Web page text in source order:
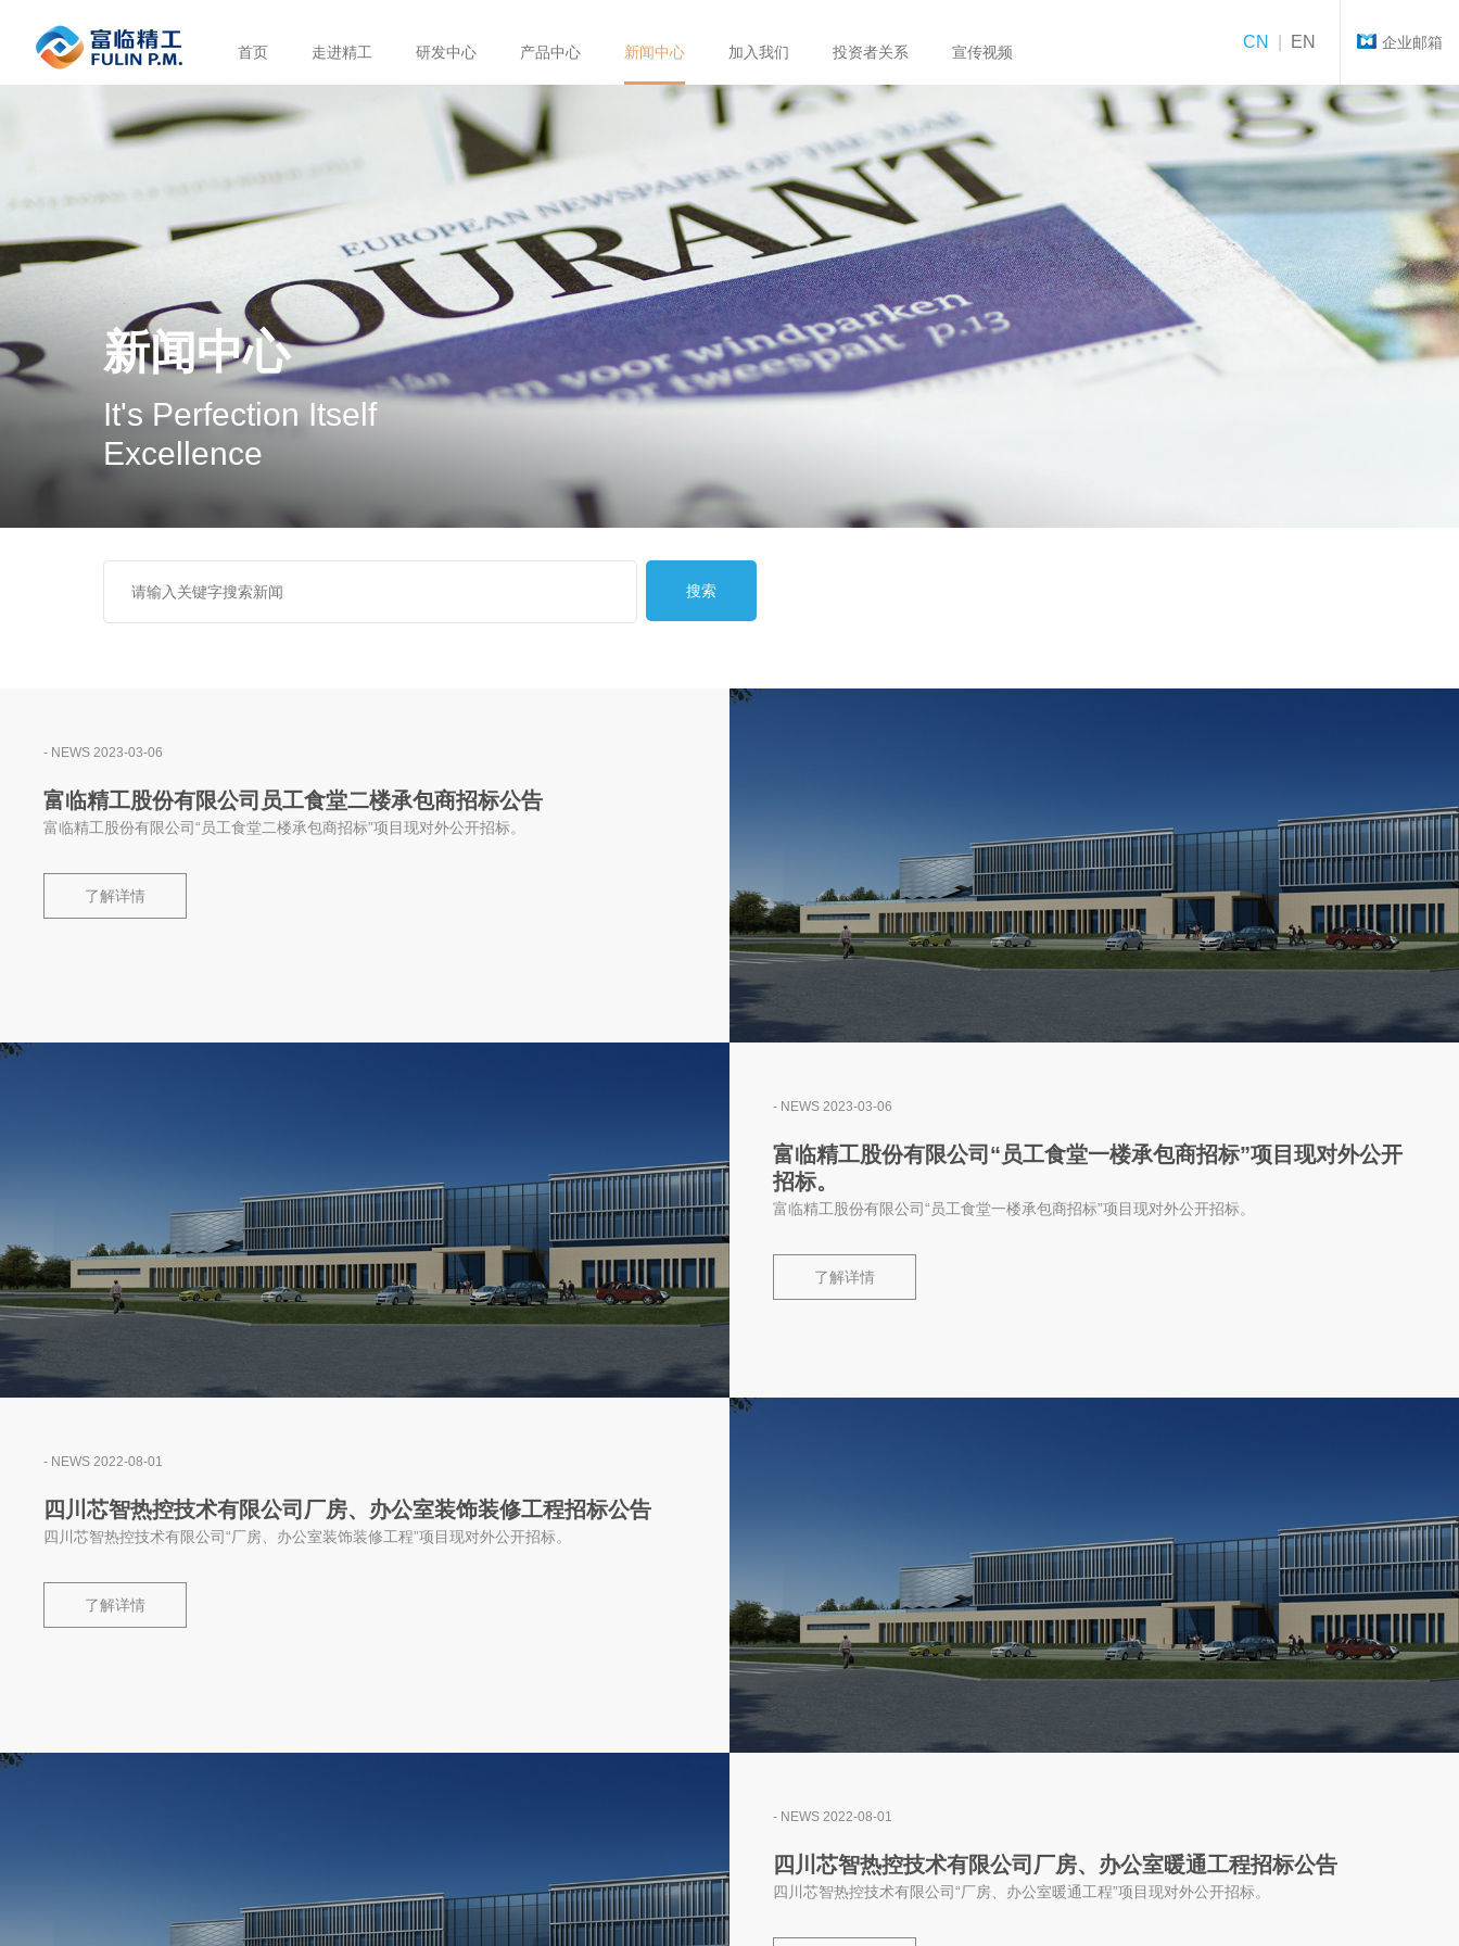
首页 走进精工 研发中心 产品中心 新闻中心 加入我们 投资者关系 宣传视频
企业邮箱
CN EN
新闻中心
It's Perfection Itself
Excellence
搜索
- NEWS 2023-03-06
富临精工股份有限公司员工食堂二楼承包商招标公告
富临精工股份有限公司“员工食堂二楼承包商招标”项目现对外公开招标。
了解详情
- NEWS 2023-03-06
富临精工股份有限公司“员工食堂一楼承包商招标”项目现对外公开
招标。
富临精工股份有限公司“员工食堂一楼承包商招标”项目现对外公开招标。
了解详情
- NEWS 2022-08-01
四川芯智热控技术有限公司厂房、办公室装饰装修工程招标公告
四川芯智热控技术有限公司“厂房、办公室装饰装修工程”项目现对外公开招标。
了解详情
- NEWS 2022-08-01
四川芯智热控技术有限公司厂房、办公室暖通工程招标公告
四川芯智热控技术有限公司“厂房、办公室暖通工程”项目现对外公开招标。